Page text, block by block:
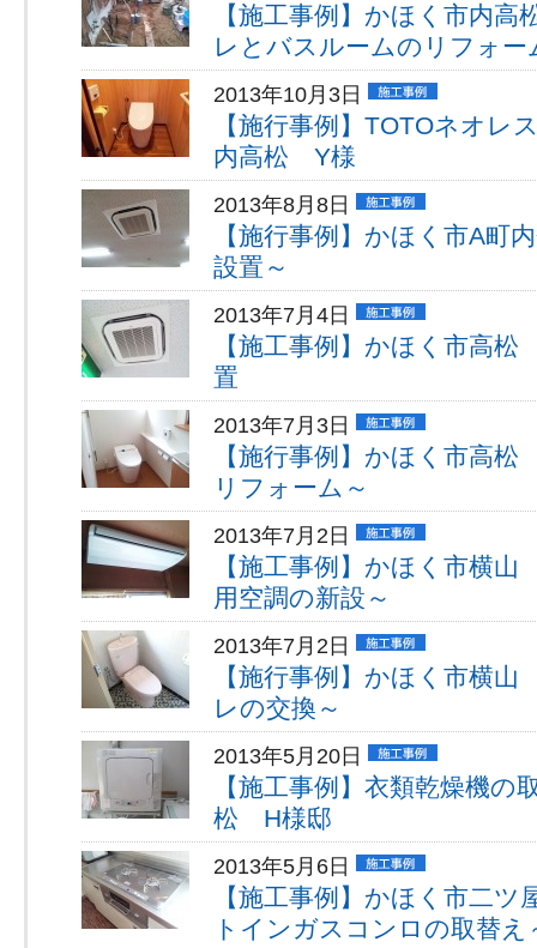
【施工事例】かほく市内
レとバスルームのリフォー
2013年10月3日
【施行事例】TOTOネオ
内高松 Y様
2013年8月8日
【施行事例】かほく市A
設置～
2013年7月4日
【施工事例】かほく市高
置
2013年7月3日
【施行事例】かほく市高
リフォーム～
2013年7月2日
【施工事例】かほく市横
用空調の新設～
2013年7月2日
【施行事例】かほく市横
レの交換～
2013年5月20日
【施工事例】衣類乾燥機
松 H様邸
2013年5月6日
【施工事例】かほく市二
トインガスコンロの取替え